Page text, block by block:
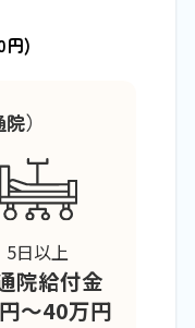
円)
）
5日以上
院給付金
～40万円